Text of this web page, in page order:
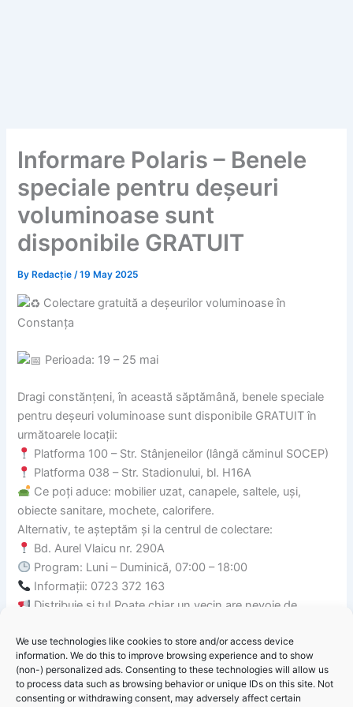
We use technologies like cookies to store and/or access device
information. We do this to improve browsing experience and to show
(non-) personalized ads. Consenting to these technologies will allow us
to process data such as browsing behavior or unique IDs on this site. Not
consenting or withdrawing consent, may adversely affect certain
Informare Polaris – Benele
speciale pentru deșeuri
voluminoase sunt
disponibile GRATUIT
By Redacție/19 May 2025
Colectare gratuită a deșeurilor voluminoase în
Constanța
Perioada: 19 – 25 mai
Dragi constănțeni, în această săptămână, benele speciale
pentru deșeuri voluminoase sunt disponibile GRATUIT în
următoarele locații:
Platforma 100 – Str. Stânjeneilor (lângă căminul SOCEP)
Platforma 038 – Str. Stadionului, bl. H16A
Ce poți aduce: mobilier uzat, canapele, saltele, uși,
obiecte sanitare, mochete, calorifere.
Alternativ, te așteptăm și la centrul de colectare:
Bd. Aurel Vlaicu nr. 290A
Program: Luni – Duminică, 07:00 – 18:00
Informații: 0723 372 163
Distribuie și tu! Poate chiar un vecin are nevoie de